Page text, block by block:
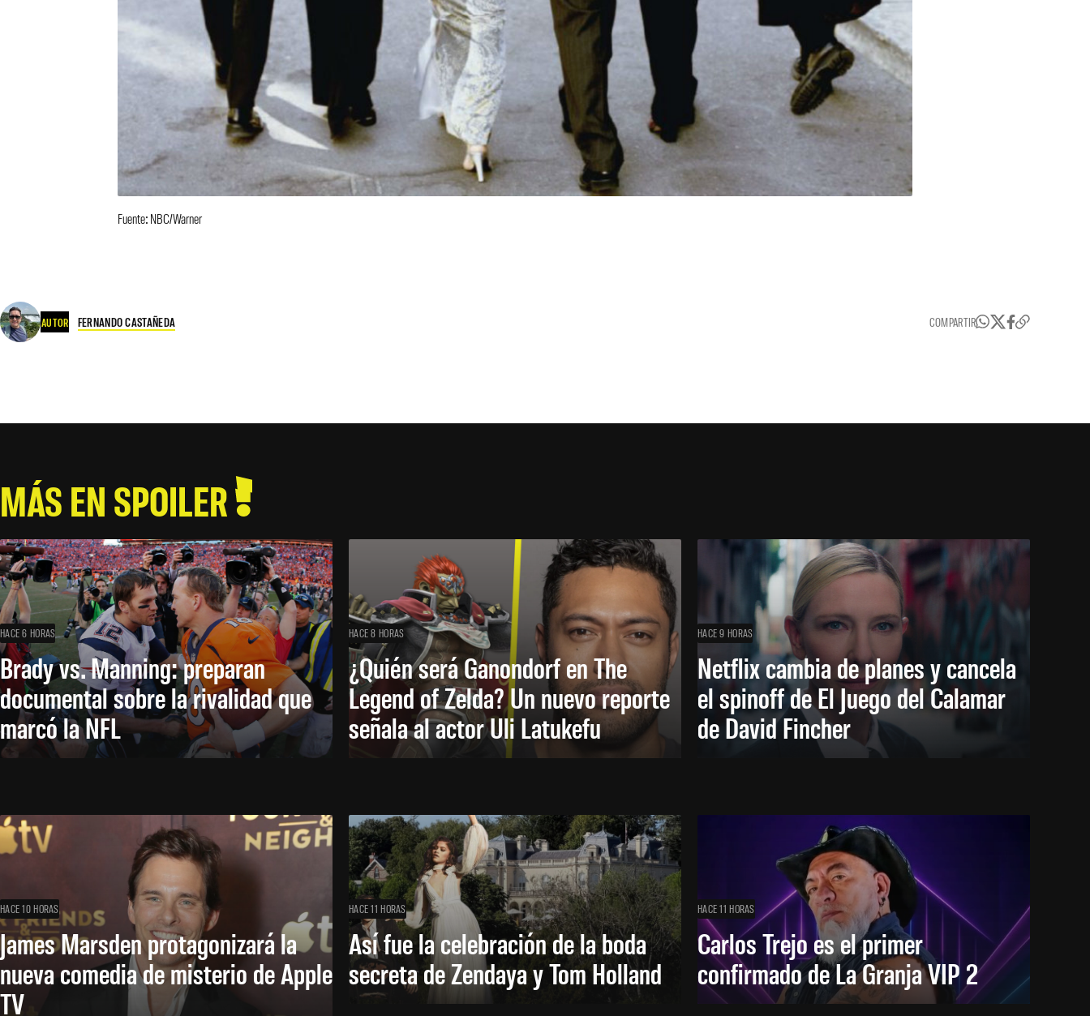
Fuente: NBC/Warner
AUTOR FERNANDO CASTAÑEDA COMPARTIR
MÁS EN SPOILER
HACE 6 HORAS
Brady vs. Manning: preparan
documental sobre la rivalidad que
marcó la NFL
HACE 8 HORAS
¿Quién será Ganondorf en The
Legend of Zelda? Un nuevo reporte
señala al actor Uli Latukefu
HACE 9 HORAS
Netflix cambia de planes y cancela
el spinoff de El Juego del Calamar
de David Fincher
HACE 10 HORAS
James Marsden protagonizará la
nueva comedia de misterio de Apple
TV
HACE 11 HORAS
Así fue la celebración de la boda
secreta de Zendaya y Tom Holland
HACE 11 HORAS
Carlos Trejo es el primer
confirmado de La Granja VIP 2